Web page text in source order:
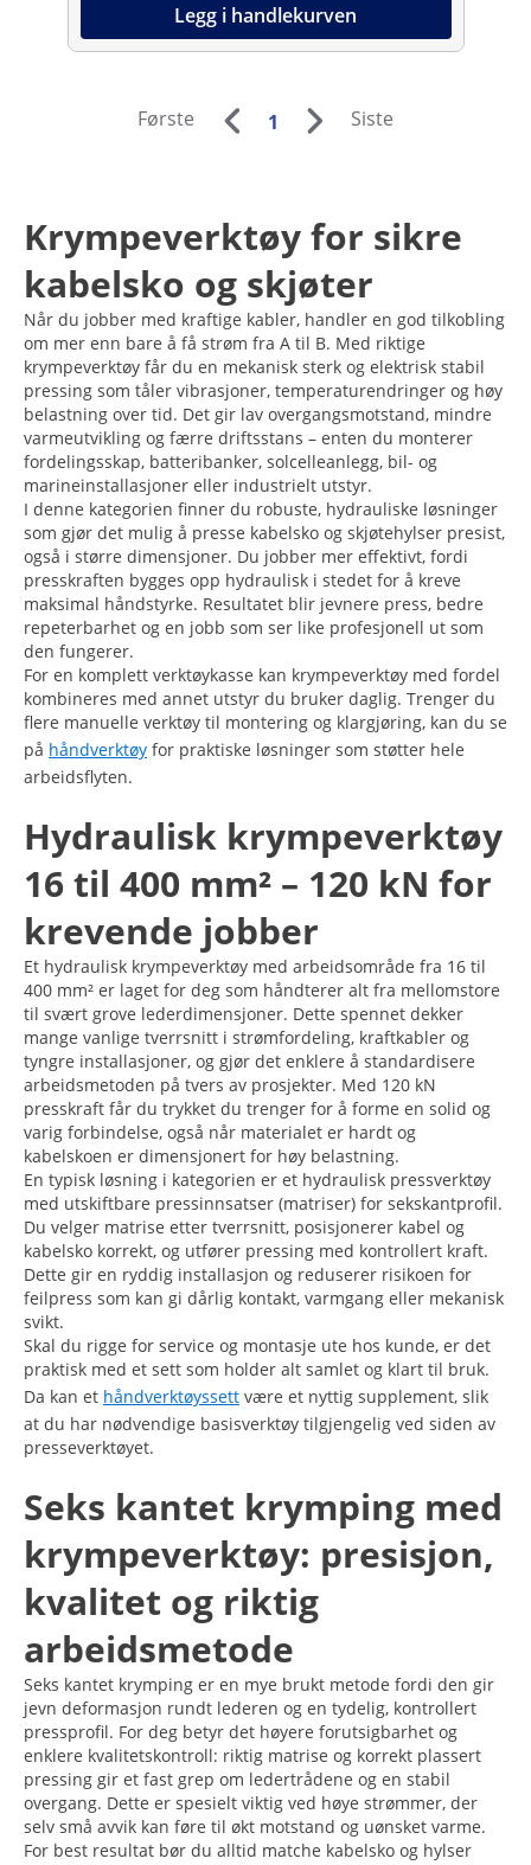
Legg i handlekurven
Første 1 Siste
Krympeverktøy for sikre
kabelsko og skjøter
Når du jobber med kraftige kabler, handler en god tilkobling
om mer enn bare å få strøm fra A til B. Med riktige
krympeverktøy får du en mekanisk sterk og elektrisk stabil
pressing som tåler vibrasjoner, temperaturendringer og høy
belastning over tid. Det gir lav overgangsmotstand, mindre
varmeutvikling og færre driftsstans – enten du monterer
fordelingsskap, batteribanker, solcelleanlegg, bil- og
marineinstallasjoner eller industrielt utstyr.
I denne kategorien finner du robuste, hydrauliske løsninger
som gjør det mulig å presse kabelsko og skjøtehylser presist,
også i større dimensjoner. Du jobber mer effektivt, fordi
presskraften bygges opp hydraulisk i stedet for å kreve
maksimal håndstyrke. Resultatet blir jevnere press, bedre
repeterbarhet og en jobb som ser like profesjonell ut som
den fungerer.
For en komplett verktøykasse kan krympeverktøy med fordel
kombineres med annet utstyr du bruker daglig. Trenger du
flere manuelle verktøy til montering og klargjøring, kan du se
på håndverktøy for praktiske løsninger som støtter hele
arbeidsflyten.
Hydraulisk krympeverktøy
16 til 400 mm² – 120 kN for
krevende jobber
Et hydraulisk krympeverktøy med arbeidsområde fra 16 til
400 mm² er laget for deg som håndterer alt fra mellomstore
til svært grove lederdimensjoner. Dette spennet dekker
mange vanlige tverrsnitt i strømfordeling, kraftkabler og
tyngre installasjoner, og gjør det enklere å standardisere
arbeidsmetoden på tvers av prosjekter. Med 120 kN
presskraft får du trykket du trenger for å forme en solid og
varig forbindelse, også når materialet er hardt og
kabelskoen er dimensjonert for høy belastning.
En typisk løsning i kategorien er et hydraulisk pressverktøy
med utskiftbare pressinnsatser (matriser) for sekskantprofil.
Du velger matrise etter tverrsnitt, posisjonerer kabel og
kabelsko korrekt, og utfører pressing med kontrollert kraft.
Dette gir en ryddig installasjon og reduserer risikoen for
feilpress som kan gi dårlig kontakt, varmgang eller mekanisk
svikt.
Skal du rigge for service og montasje ute hos kunde, er det
praktisk med et sett som holder alt samlet og klart til bruk.
Da kan et håndverktøyssett være et nyttig supplement, slik
at du har nødvendige basisverktøy tilgjengelig ved siden av
presseverktøyet.
Seks kantet krymping med
krympeverktøy: presisjon,
kvalitet og riktig
arbeidsmetode
Seks kantet krymping er en mye brukt metode fordi den gir
jevn deformasjon rundt lederen og en tydelig, kontrollert
pressprofil. For deg betyr det høyere forutsigbarhet og
enklere kvalitetskontroll: riktig matrise og korrekt plassert
pressing gir et fast grep om ledertrådene og en stabil
overgang. Dette er spesielt viktig ved høye strømmer, der
selv små avvik kan føre til økt motstand og uønsket varme.
For best resultat bør du alltid matche kabelsko og hylser